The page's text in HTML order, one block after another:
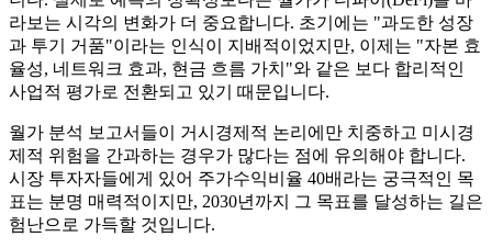
라보는 시각의 변화가 더 중요합니다. 초기에는 "과도한 성장
과 투기 거품"이라는 인식이 지배적이었지만, 이제는 "자본 효
율성, 네트워크 효과, 현금 흐름 가치"와 같은 보다 합리적인
사업적 평가로 전환되고 있기 때문입니다.
월가 분석 보고서들이 거시경제적 논리에만 치중하고 미시경
제적 위험을 간과하는 경우가 많다는 점에 유의해야 합니다.
시장 투자자들에게 있어 주가수익비율 40배라는 궁극적인 목
표는 분명 매력적이지만, 2030년까지 그 목표를 달성하는 길은
험난으로 가득할 것입니다.